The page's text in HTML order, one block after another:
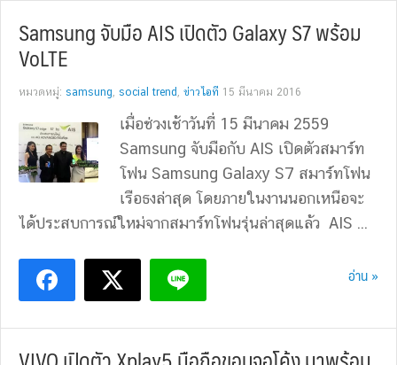
Samsung จับมือ AIS เปิดตัว Galaxy S7 พร้อม
VoLTE
หมวดหมู่: samsung, social trend , ข่าวไอที 15 มีนาคม 2016
เมื่อช่วงเช้าวันที่ 15 มีนาคม 2559
Samsung จับมือกับ AIS เปิดตัวสมาร์ท
โฟน Samsung Galaxy S7 สมาร์ทโฟน
เรือธงล่าสุด โดยภายในงานนอกเหนือจะ
ได้ประสบการณ์ใหม่จากสมาร์ทโฟนรุ่นล่าสุดแล้ว AIS ...
อ่าน »